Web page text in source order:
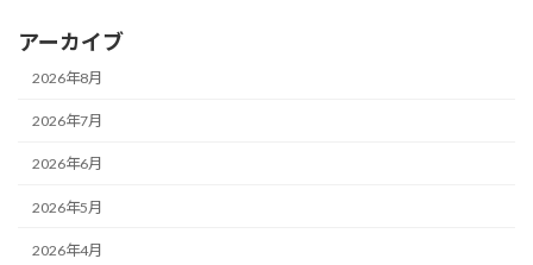
アーカイブ
2026年8月
2026年7月
2026年6月
2026年5月
2026年4月